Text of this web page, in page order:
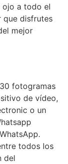
ojo a todo el
que disfrutes
mejor
fotogramas
de vídeo,
o un
todos los
del